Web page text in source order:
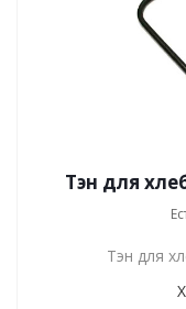
Тэн для
Тэн для